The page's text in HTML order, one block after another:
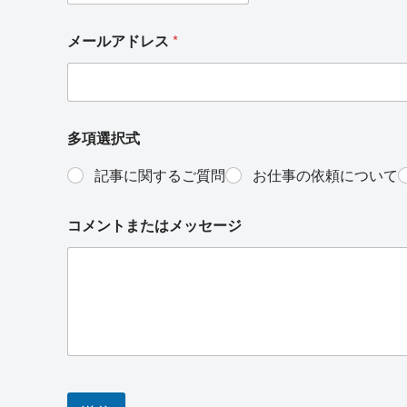
メールアドレス *
多項選択式
記事に関するご質問
お仕事の依頼について
コメントまたはメッセージ